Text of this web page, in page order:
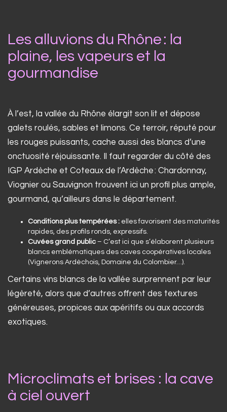
Les alluvions du Rhône : la
plaine, les vapeurs et la
gourmandise
À l’est, la vallée du Rhône élargit son lit et dépose
galets roulés, sables et limons. Ce terroir, réputé pour
les rouges puissants, cache aussi des blancs d’une
onctuosité réjouissante. Il faut regarder du côté des
IGP Ardèche et Coteaux de l’Ardèche : Chardonnay,
Viognier ou Sauvignon trouvent ici un profil plus ample,
gourmand, qu’ailleurs dans le département.
Conditions plus tempérées : elles favorisent des maturités
rapides, des profils ronds, expressifs.
Cuvées grand public – C’est ici que s’élaborent plusieurs
blancs emblématiques des caves coopératives locales
(Vignerons Ardèchois, Domaine du Colombier…).
Certains vins blancs de la vallée surprennent par leur
légèreté, alors que d’autres offrent des textures
généreuses, propices aux apéritifs ou aux accords
exotiques.
Microclimats et brises : la cave
à ciel ouvert